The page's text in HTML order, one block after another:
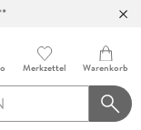
Merkzettel Warenkorb